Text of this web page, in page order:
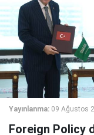
Yayınlanma: 09 Ağustos
Foreign Policy